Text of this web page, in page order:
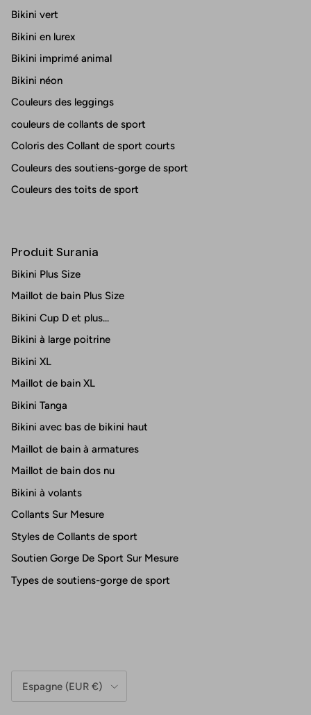
Bikini vert
Bikini en lurex
Bikini imprimé animal
Bikini néon
Couleurs des leggings
couleurs de collants de sport
Coloris des Collant de sport courts
Couleurs des soutiens-gorge de sport
Couleurs des toits de sport
Produit Surania
Bikini Plus Size
Maillot de bain Plus Size
Bikini Cup D et plus...
Bikini à large poitrine
Bikini XL
Maillot de bain XL
Bikini Tanga
Bikini avec bas de bikini haut
Maillot de bain à armatures
Maillot de bain dos nu
Bikini à volants
Collants Sur Mesure
Styles de Collants de sport
Soutien Gorge De Sport Sur Mesure
Types de soutiens-gorge de sport
Espagne (EUR €)